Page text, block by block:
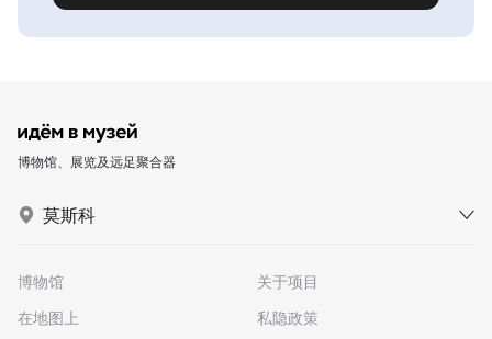
博物馆、展览及远足聚合器
莫斯科
博物馆
在地图上
关于项目
私隐政策